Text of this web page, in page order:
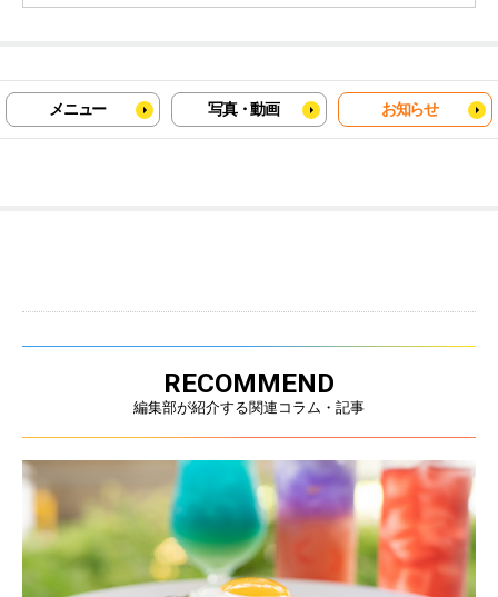
メニュー 写真・動画 お知らせ
RECOMMEND
編集部が紹介する関連コラム・記事